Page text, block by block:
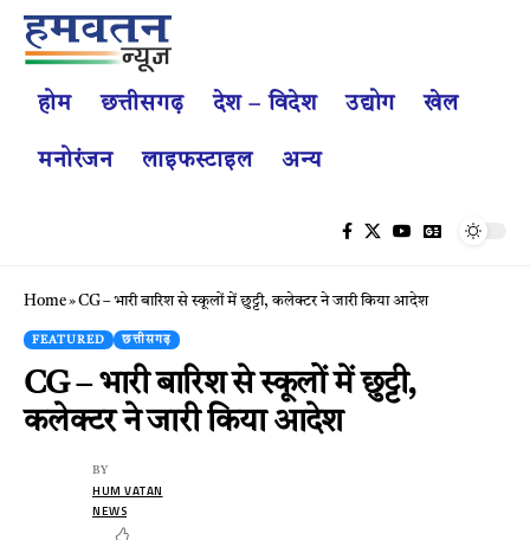
होम छत्तीसगढ़ देश – विदेश उद्योग खेल
मनोरंजन लाइफस्टाइल अन्य
Home»CG – भारी बारिश से स्कूलों में छुट्टी, कलेक्टर ने जारी किया आदेश
FEATURED छत्तीसगढ़
CG – भारी बारिश से स्कूलों में छुट्टी,
कलेक्टर ने जारी किया आदेश
BY
HUM VATAN
NEWS